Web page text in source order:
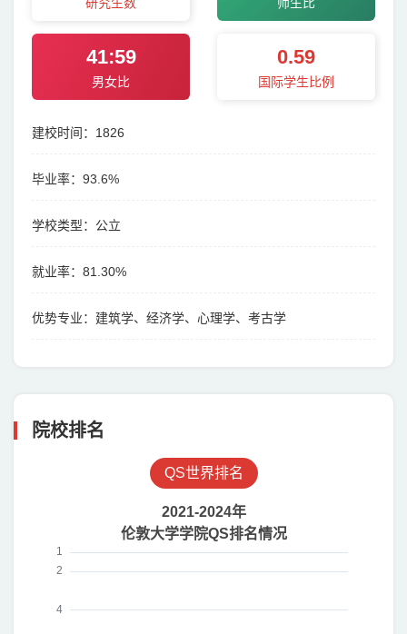
41:59
男女比
0.59
国际学生比例
建校时间：1826
毕业率：93.6%
学校类型：公立
就业率：81.30%
优势专业：建筑学、经济学、心理学、考古学
院校排名
QS世界排名